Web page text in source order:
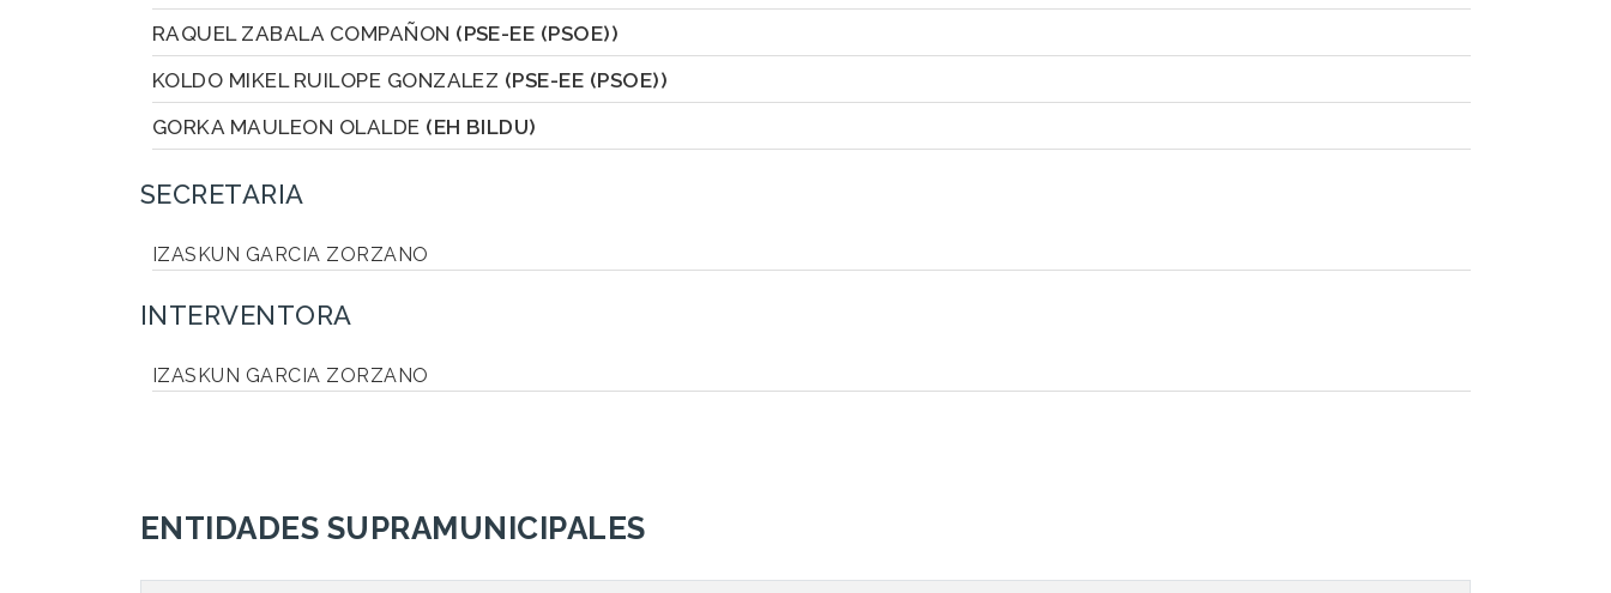
RAQUEL ZABALA COMPAÑON (PSE-EE (PSOE))
KOLDO MIKEL RUILOPE GONZALEZ (PSE-EE (PSOE))
GORKA MAULEON OLALDE (EH BILDU)
SECRETARIA
IZASKUN GARCIA ZORZANO
INTERVENTORA
IZASKUN GARCIA ZORZANO
ENTIDADES SUPRAMUNICIPALES